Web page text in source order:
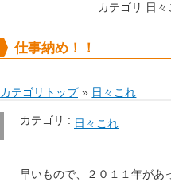
カテゴリ 日
仕事納め！！
カテゴリトップ » 日々これ
カテゴリ : 日々これ
早いもので、２０１１年があ